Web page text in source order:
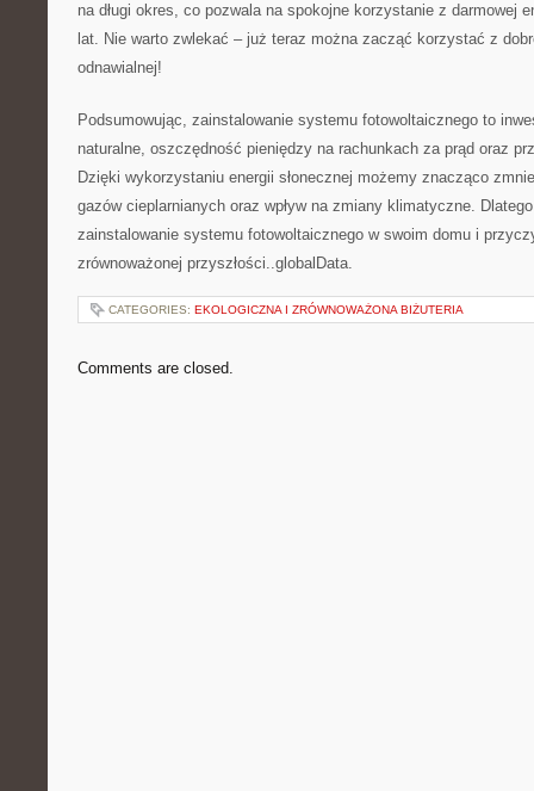
na długi okres, co ‍pozwala na ‍spokojne ⁣korzystanie z‌ darmowej
lat. Nie⁣ warto zwlekać – ​już teraz można zacząć ​korzystać z
odnawialnej!
Podsumowując, zainstalowanie ⁤systemu fotowoltaicznego⁣ to
naturalne,​ oszczędność ‍pieniędzy na rachunkach za prąd oraz⁤
⁢Dzięki wykorzystaniu energii słonecznej możemy znacząco
gazów cieplarnianych ⁢oraz ‌wpływ na zmiany klimatyczne.
zainstalowanie systemu⁣ fotowoltaicznego w swoim domu i
zrównoważonej ⁣przyszłości..globalData.
CATEGORIES: EKOLOGICZNA I ZRÓWNOWAŻONA BIŻUTERIA
Comments are closed.